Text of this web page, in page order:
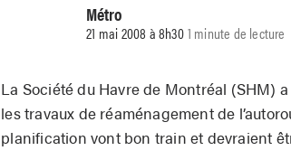
Métro
21 mai 2008 à 8h301 minute de lecture
La Société du Havre de Montréal (SHM)
les travaux de réaménagement de
planification vont bon train et devraient